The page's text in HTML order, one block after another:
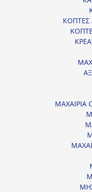
ΚΟΠΤΕΣ
ΜΑΧΑΙΡΙΑ